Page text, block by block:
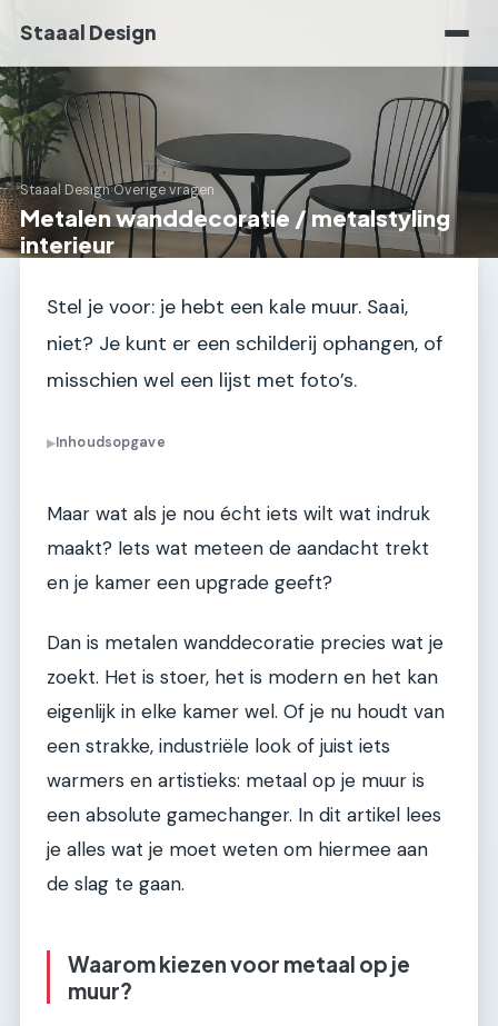
Staaal Design
Staaal Design›Overige vragen
Metalen wanddecoratie / metalstyling
interieur
Stel je voor: je hebt een kale muur. Saai,
niet? Je kunt er een schilderij ophangen, of
misschien wel een lijst met foto’s.
▶Inhoudsopgave
Maar wat als je nou écht iets wilt wat indruk
maakt? Iets wat meteen de aandacht trekt
en je kamer een upgrade geeft?
Dan is metalen wanddecoratie precies wat je
zoekt. Het is stoer, het is modern en het kan
eigenlijk in elke kamer wel. Of je nu houdt van
een strakke, industriële look of juist iets
warmers en artistieks: metaal op je muur is
een absolute gamechanger. In dit artikel lees
je alles wat je moet weten om hiermee aan
de slag te gaan.
Waarom kiezen voor metaal op je
muur?